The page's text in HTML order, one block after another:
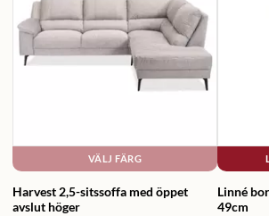
VÄLJ FÄRG
Harvest 2,5-sitssoffa med öppet
avslut höger
Linné
49cm